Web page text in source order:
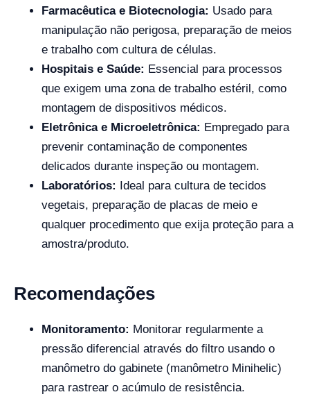
Farmacêutica e Biotecnologia: Usado para
manipulação não perigosa, preparação de meios
e trabalho com cultura de células.
Hospitais e Saúde: Essencial para processos
que exigem uma zona de trabalho estéril, como
montagem de dispositivos médicos.
Eletrônica e Microeletrônica: Empregado para
prevenir contaminação de componentes
delicados durante inspeção ou montagem.
Laboratórios: Ideal para cultura de tecidos
vegetais, preparação de placas de meio e
qualquer procedimento que exija proteção para a
amostra/produto.
Recomendações
Monitoramento: Monitorar regularmente a
pressão diferencial através do filtro usando o
manômetro do gabinete (manômetro Minihelic)
para rastrear o acúmulo de resistência.